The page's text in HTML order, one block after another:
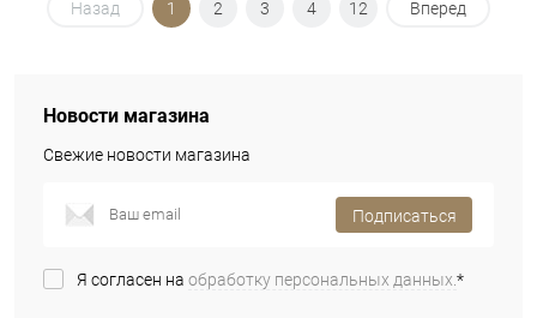
Назад 1 2 3 4 12 Вперед
Новости магазина
Свежие новости магазина
Подписаться
Я согласен на обработку персональных данных.*